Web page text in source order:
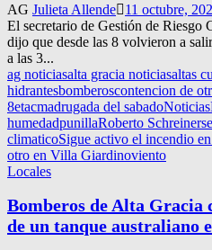
AG Julieta Allende 11 octubre,
El secretario de Gestión de Riesgo
dijo que desde las 8 volvieron a
a las 3...
ag noticiasalta gracia noticiasaltas
hidrantesbomberoscontencion de
8etacmadrugada del sabadoNoticias
humedadpunillaRoberto Schreiner
climaticoSigue activo el incendio
otro en Villa Giardinoviento
Locales
Bomberos de Alta Gracia
de un tanque australiano